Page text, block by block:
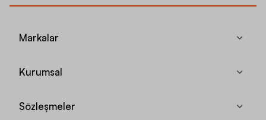
Markalar
Kurumsal
Sözleşmeler